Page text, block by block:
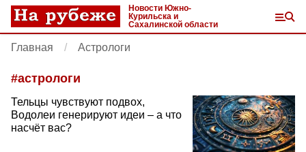
Новости Южно-
Курильска и
Сахалинской области
Главная Астрологи
#астрологи
Тельцы чувствуют подвох,
Водолеи генерируют идеи – а что
насчёт вас?